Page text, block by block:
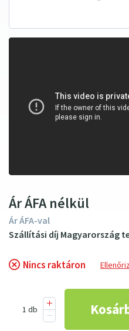
Nincs raktáron
Ár ÁFA nélkül
Ár ÁFA-val